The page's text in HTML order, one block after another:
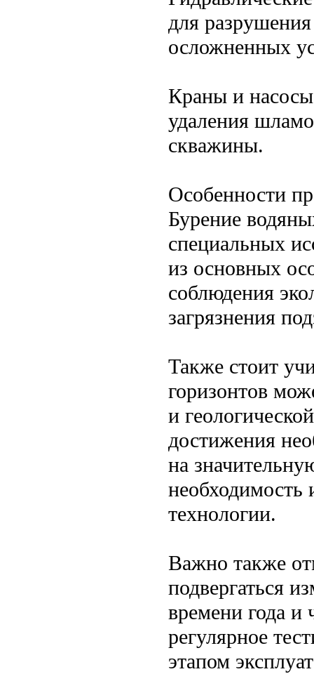
для
осложненных
Краны и
удаления
скважины.
Особенности
Бурение
специальных
из основных
соблюдения
загрязнения
Также стоит
горизонтов
и
достижения
на
необходимость
технологии.
Важно также
подвергаться
времени года и
регулярное
этапом